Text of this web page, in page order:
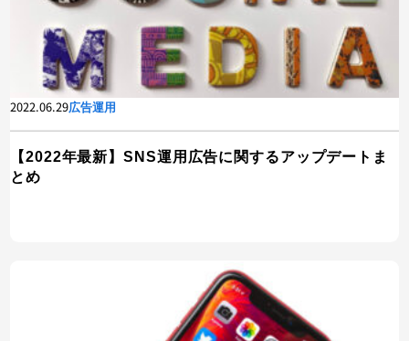
2022.06.29広告運用
【2022年最新】SNS運用広告に関するアップデートま
とめ